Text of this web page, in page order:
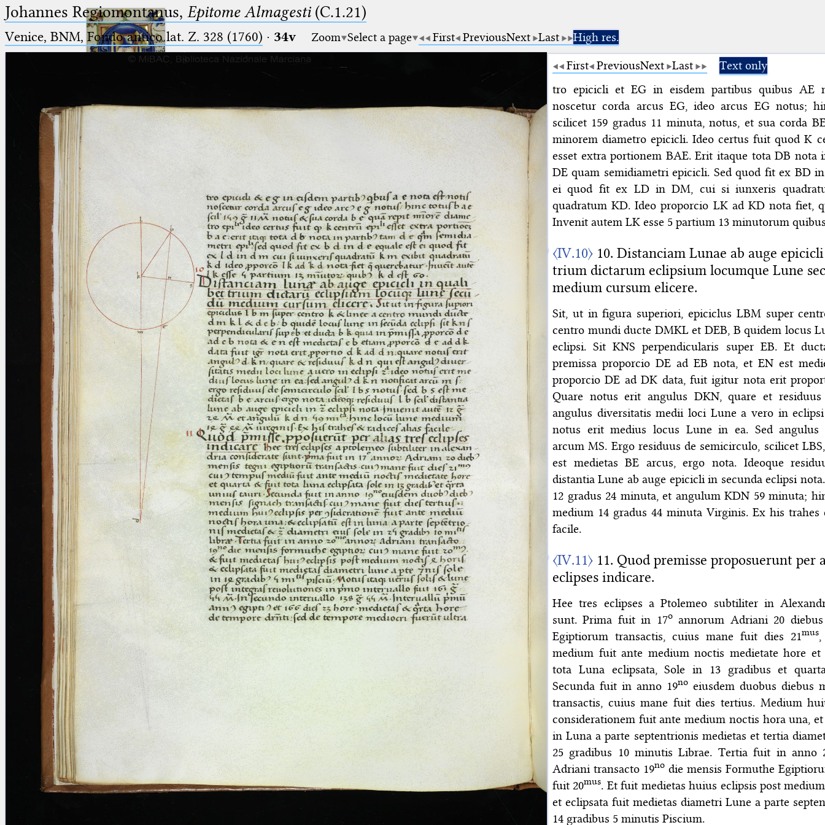
Ptolemaeus
Arabus et Latinus
(the underscore) is the placeholder
for exactly one character.
(the percent sign) is the
placeholder for no, one or more
than one character.
(two percent signs) is the
placeholder for no, one or more
than one character, but not for
blank space (so that a search ends
at word boundaries).
Project
Team
News
Jobs
Publications
Conference
Arabic Works
Arabic Manuscripts
Latin Works
Latin Manuscripts
Latin Early Prints
Images
Texts
betaGlossary
Resources
Licenses Contact·
Impressum · Privacy
· 2013
Print 🖨
Johannes Regiomontanus, Epitome Almagesti(C.1.21)
Venice, BNM, Fondo antico lat. Z. 328 (1760) · 34v Zoom Select a page First PreviousNext Last
High res.
First PreviousNext Last
Text only
tro epicicli et EG in eisdem partibus quibus AE
noscetur corda arcus EG, ideo arcus EG notus;
scilicet 159 gradus 11 minuta, notus, et sua corda
minorem diametro epicicli. Ideo certus fuit quod K
esset extra portionem BAE. Erit itaque tota DB nota
DE quam semidiametri epicicli. Sed quod fit ex BD
ei quod fit ex LD in DM, cui si iunxeris
quadratum KD. Ideo proporcio LK ad KD nota fiet,
Invenit autem LK esse 5 partium 13 minutorum
〈IV.10〉 10. Distanciam Lunae ab auge
trium dictarum eclipsium locumque Lune
medium cursum elicere.
Sit, ut in figura superiori, epiciclus LBM super
centro mundi ducte DMKL et DEB, B quidem locus
eclipsi. Sit KNS perpendicularis super EB. Et
premissa proporcio DE ad EB nota, et EN est
proporcio DE ad DK data, fuit igitur nota erit
Quare notus erit angulus DKN, quare et
angulus diversitatis medii loci Lune a vero in eclipsi
notus erit medius locus Lune in ea. Sed
arcum MS. Ergo residuus de semicirculo, scilicet
est medietas BE arcus, ergo nota. Ideoque
distantia Lune ab auge epicicli in secunda eclipsi
12 gradus 24 minuta, et angulum KDN 59 minuta;
medium 14 gradus 44 minuta Virginis. Ex his trahes
facile.
〈IV.11〉 11. Quod premisse proposuerunt per
eclipses indicare.
Hee tres eclipses a Ptolemeo subtiliter in
sunt. Prima fuit in 17oannorum Adriani 20
Egiptiorum transactis, cuius mane fuit dies 21mus,
medium fuit ante medium noctis medietate hore
tota Luna eclipsata, Sole in 13 gradibus et
Secunda fuit in anno 19noeiusdem duobus diebus
transactis, cuius mane fuit dies tertius. Medium
considerationem fuit ante medium noctis hora una,
in Luna a parte septentrionis medietas et tertia
25 gradibus 10 minutis Librae. Tertia fuit in anno
Adriani transacto 19nodie mensis Formuthe
fuit 20mus. Et fuit medietas huius eclipsis post
et eclipsata fuit medietas diametri Lune a parte
14 gradibus 5 minutis Piscium.